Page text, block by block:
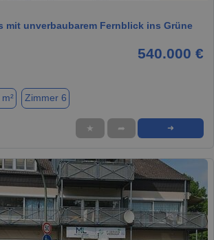
mit unverbaubarem Fernblick ins Grüne
540.000 €
Zimmer 6
★ ➦ ➜